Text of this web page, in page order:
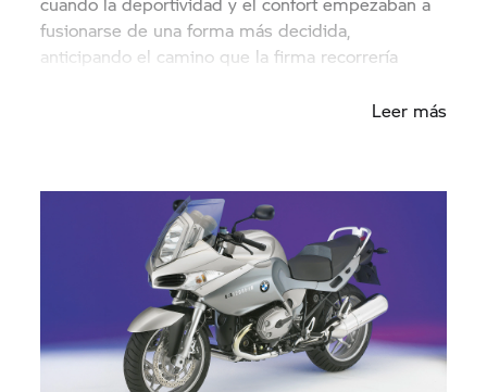
fusionarse de una forma más decidida,
anticipando el camino que la firma recorrería
Leer más